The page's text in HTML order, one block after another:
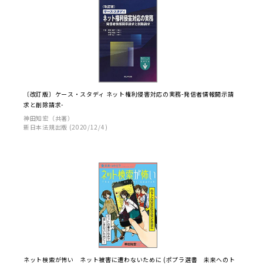
〔改訂版〕ケース・スタディ ネット権利侵害対応の実務-発信者情報開示請
求と削除請求-
神田知宏（共著）
新日本法規出版 (2020/12/4)
ネット検索が怖い ネット被害に遭わないために (ポプラ選書 未来へのト